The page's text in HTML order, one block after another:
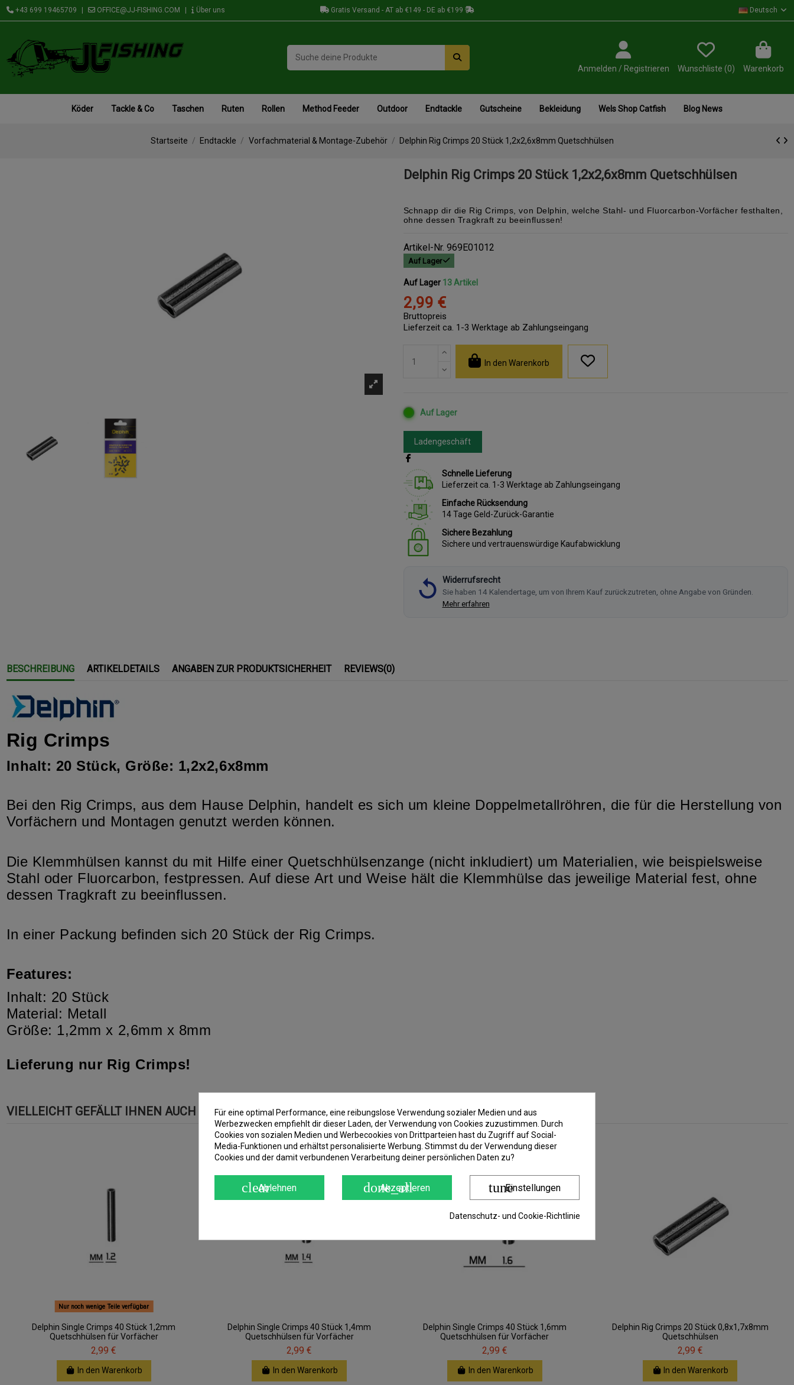
+43 699 19465709 OFFICE@JJ-FISHING.COM Über uns Gratis Versand - AT ab €149 - DE ab €199 Deutsch
Anmelden / Registrieren Wunschliste (0) Warenkorb
Köder Tackle & Co Taschen Ruten Rollen Method Feeder Outdoor Endtackle Gutscheine Bekleidung Wels Shop Catfish Blog News
Startseite Endtackle Vorfachmaterial & Montage-Zubehör Delphin Rig Crimps 20 Stück 1,2x2,6x8mm Quetschhülsen
Delphin Rig Crimps 20 Stück 1,2x2,6x8mm Quetschhülsen
Schnapp dir die Rig Crimps, von Delphin, welche Stahl- und Fluorcarbon-Vorfächer festhalten,
ohne dessen Tragkraft zu beeinflussen!
Artikel-Nr. 969E01012
Auf Lager
Auf Lager 13 Artikel
2,99 €
Bruttopreis
Lieferzeit ca. 1-3 Werktage ab Zahlungseingang
In den Warenkorb
Auf Lager
Ladengeschäft
Schnelle Lieferung
Lieferzeit ca. 1-3 Werktage ab Zahlungseingang
Einfache Rücksendung
14 Tage Geld-Zurück-Garantie
Sichere Bezahlung
Sichere und vertrauenswürdige Kaufabwicklung
Widerrufsrecht
Sie haben 14 Kalendertage, um von Ihrem Kauf zurückzutreten, ohne Angabe von Gründen.
Mehr erfahren
BESCHREIBUNG ARTIKELDETAILS ANGABEN ZUR PRODUKTSICHERHEIT REVIEWS(0)
Rig Crimps
Inhalt: 20 Stück, Größe: 1,2x2,6x8mm
Bei den Rig Crimps, aus dem Hause Delphin, handelt es sich um kleine Doppelmetallröhren, die für die Herstellung von
Vorfächern und Montagen genutzt werden können.
Die Klemmhülsen kannst du mit Hilfe einer Quetschhülsenzange (nicht inkludiert) um Materialien, wie beispielsweise
Stahl oder Fluorcarbon, festpressen. Auf diese Art und Weise hält die Klemmhülse das jeweilige Material fest, ohne
dessen Tragkraft zu beeinflussen.
In einer Packung befinden sich 20 Stück der Rig Crimps.
Features:
Inhalt: 20 Stück
Material: Metall
Größe: 1,2mm x 2,6mm x 8mm
Lieferung nur Rig Crimps!
VIELLEICHT GEFÄLLT IHNEN AUCH
Nur noch wenige Teile verfügbar
Delphin Single Crimps 40 Stück 1,2mm
Quetschhülsen für Vorfächer
2,99 €
In den Warenkorb
Delphin Single Crimps 40 Stück 1,4mm
Quetschhülsen für Vorfächer
2,99 €
In den Warenkorb
Delphin Single Crimps 40 Stück 1,6mm
Quetschhülsen für Vorfächer
2,99 €
In den Warenkorb
Delphin Rig Crimps 20 Stück 0,8x1,7x8mm
Quetschhülsen
2,99 €
In den Warenkorb
Für eine optimal Performance, eine reibungslose Verwendung sozialer Medien und aus
Werbezwecken empfiehlt dir dieser Laden, der Verwendung von Cookies zuzustimmen. Durch
Cookies von sozialen Medien und Werbecookies von Drittparteien hast du Zugriff auf Social-
Media-Funktionen und erhältst personalisierte Werbung. Stimmst du der Verwendung dieser
Cookies und der damit verbundenen Verarbeitung deiner persönlichen Daten zu?
clearAblehnen done_all
Akzeptieren tuneEinstellungen
Datenschutz- und Cookie-Richtlinie